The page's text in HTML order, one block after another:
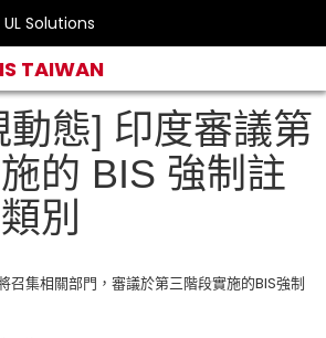
UL Solutions
TAIWAN
動態] 印度審議第
的 BIS 強制註
別
集相關部門，審議於第三階段實施的BIS強制